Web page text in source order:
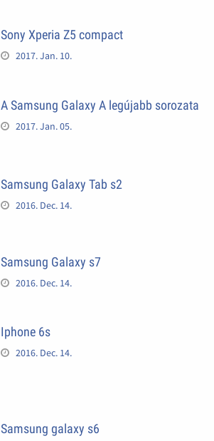
Sony Xperia Z5 compact
2017. Jan. 10.
A Samsung Galaxy A legújabb sorozata
2017. Jan. 05.
Samsung Galaxy Tab s2
2016. Dec. 14.
Samsung Galaxy s7
2016. Dec. 14.
Iphone 6s
2016. Dec. 14.
Samsung galaxy s6